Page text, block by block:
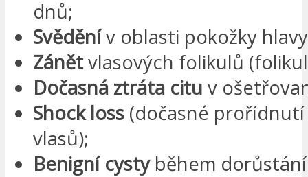
dnů;
Svěděnív oblasti pokožky
Zánětvlasových folikulů
Dočasná ztráta citu v
Shock loss (dočasné
vlasů);
Benigní cystyběhem